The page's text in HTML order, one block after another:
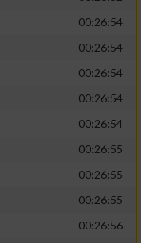
00:26:54
00:26:54
00:26:54
00:26:54
00:26:54
00:26:55
00:26:55
00:26:55
00:26:56